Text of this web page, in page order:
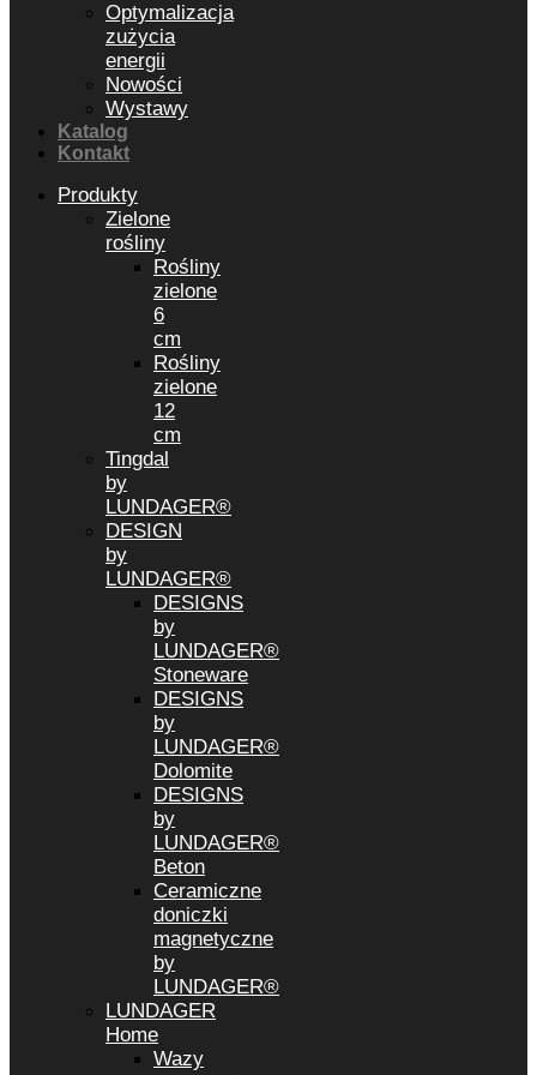
Optymalizacja
zużycia
energii
Nowości
Wystawy
Katalog
Kontakt
Produkty
Zielone
rośliny
Rośliny
zielone
6
cm
Rośliny
zielone
12
cm
Tingdal
by
LUNDAGER®
DESIGN
by
LUNDAGER®
DESIGNS
by
LUNDAGER®
Stoneware
DESIGNS
by
LUNDAGER®
Dolomite
DESIGNS
by
LUNDAGER®
Beton
Ceramiczne
doniczki
magnetyczne
by
LUNDAGER®
LUNDAGER
Home
Wazy